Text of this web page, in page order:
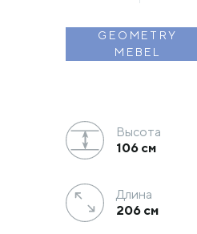
GEOMETRY
MEBEL
Высота
106 см
Длина
206 см